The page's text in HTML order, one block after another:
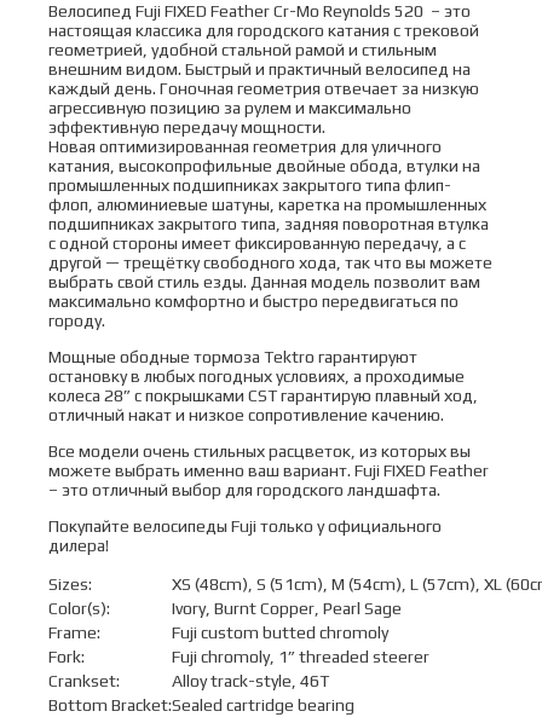
60
цвет
бежевый
Велосипед Fuji FIXED Feather Cr-Mo Reynolds 520 – это
настоящая классика для городского катания с трековой
геометрией, удобной стальной рамой и стильным
внешним видом. Быстрый и практичный велосипед на
каждый день. Гоночная геометрия отвечает за низкую
агрессивную позицию за рулем и максимально
эффективную передачу мощности.
Новая оптимизированная геометрия для уличного
катания, высокопрофильные двойные обода, втулки на
промышленных подшипниках закрытого типа флип-
флоп, алюминиевые шатуны, каретка на промышленных
подшипниках закрытого типа, задняя поворотная втулка
с одной стороны имеет фиксированную передачу, а с
другой — трещётку свободного хода, так что вы можете
выбрать свой стиль езды. Данная модель позволит вам
максимально комфортно и быстро передвигаться по
городу.
Мощные ободные тормоза Tektro гарантируют
остановку в любых погодных условиях, а проходимые
колеса 28” с покрышками CST гарантирую плавный ход,
отличный накат и низкое сопротивление качению.
Все модели очень стильных расцветок, из которых вы
можете выбрать именно ваш вариант. Fuji FIXED Feather
– это отличный выбор для городского ландшафта.
Покупайте велосипеды Fuji только у официального
дилера!
Sizes:
XS (48cm), S (51cm), M (54cm), L (57cm), XL
Color(s):
Ivory, Burnt Copper, Pearl Sage
Frame:
Fuji custom butted chromoly
Fork:
Fuji chromoly, 1” threaded steerer
Crankset:
Alloy track-style, 46T
Bottom Bracket:Sealed cartridge bearing